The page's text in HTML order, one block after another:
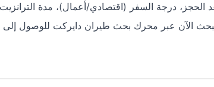
الحجز، درجة السفر (اقتصادي/أعمال)، مدة
الآن عبر محرك بحث طيران دايركت للوصول إلى